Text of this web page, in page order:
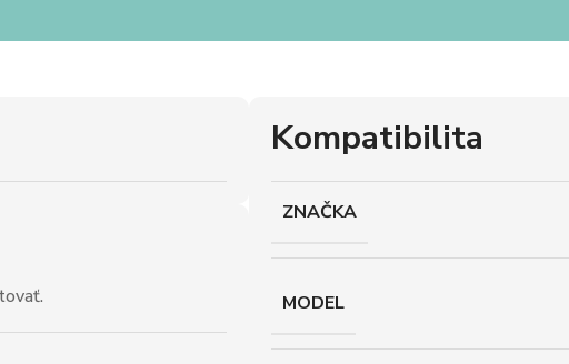
Kompatibilita
ZNAČKA
MODEL